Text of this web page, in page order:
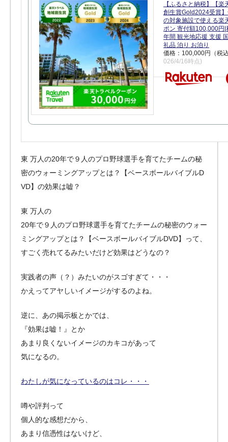
【ふるさと納税】【楽
創生賞Gold2024受賞
の対象施設で使える楽
ポン 寄付額100,000円|
年間 観光地応援 支援
礼品 泊り お泊り
価格：100,000円（税
026/4/16時点)
東 万人の20年で９人のプロ野球選手を育てたチームの秘
密のウォーミングアップとは？【ベースボールバイブルD
VD】の効果は嘘？
東 万人の
20年で９人のプロ野球選手を育てたチームの秘密のウォー
ミングアップとは？【ベースボールバイブルDVD】って、
すごく売れてるみたいだけど効果はどうなの？
実践者の声（？）みたいのがスゴすぎて・・・
かえってアヤしいイメージがするのよね。
逆に、あの掲示板とかでは、
『効果は嘘！』とか
あまり良くないイメージのカキコがあって
気になるの。
わたしが気になっているのはコレ・・・
噂や評判って
個人的な感想だから、
あまり信憑性はないけど、